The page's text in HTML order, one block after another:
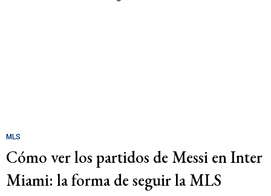
MLS
Cómo ver los partidos de Messi en Inter
Miami: la forma de seguir la MLS